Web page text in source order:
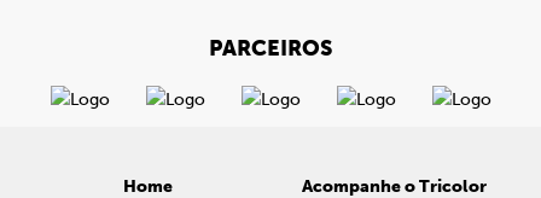
PARCEIROS
Home
Acompanhe o Tricolor